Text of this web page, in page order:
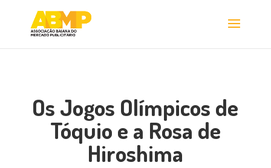
Os Jogos Olímpicos de
Tóquio e a Rosa de
Hiroshima